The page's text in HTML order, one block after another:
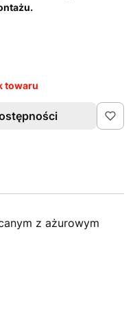
towaru
z ażurowym